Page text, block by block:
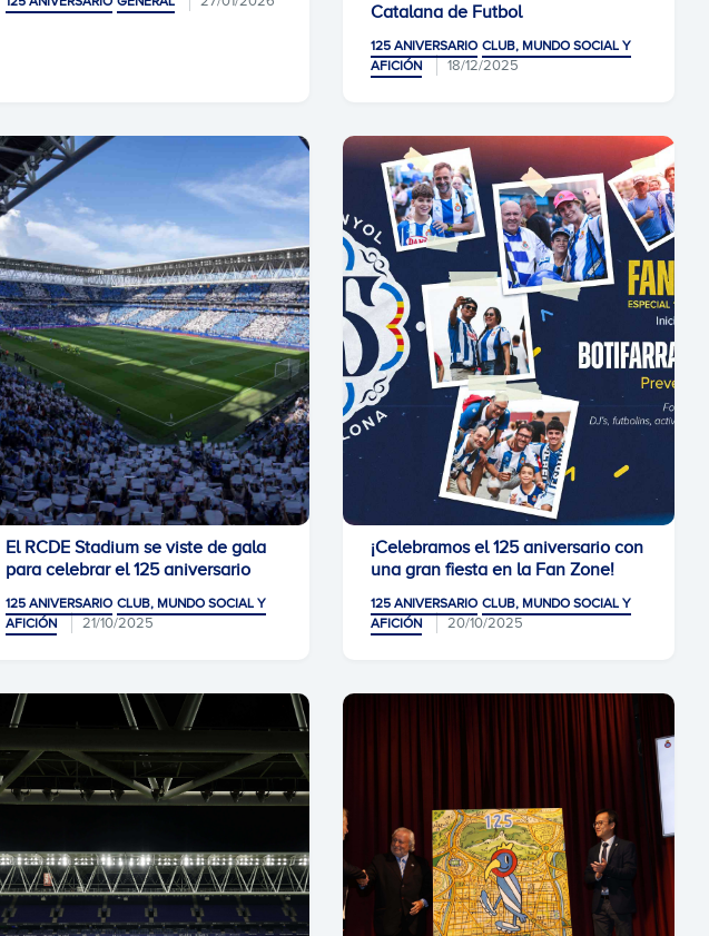
Catalana de Futbol
125 ANIVERSARIO CLUB, MUNDO SOCIAL Y
AFICIÓN
18/12/2025
El RCDE Stadium se viste de gala
para celebrar el 125 aniversario
125 ANIVERSARIO CLUB, MUNDO SOCIAL Y
AFICIÓN
21/10/2025
¡Celebramos el 125 aniversario con
una gran fiesta en la Fan Zone!
125 ANIVERSARIO CLUB, MUNDO SOCIAL Y
AFICIÓN
20/10/2025